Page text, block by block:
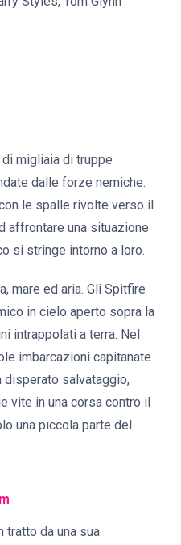
migliaia di truppe
dalle forze nemiche.
le spalle rivolte verso il
affrontare una situazione
si stringe intorno a loro.
mare ed aria. Gli Spitfire
in cielo aperto sopra la
intrappolati a terra. Nel
imbarcazioni capitanate
disperato salvataggio,
vite in una corsa contro il
una piccola parte del
tratto da una sua